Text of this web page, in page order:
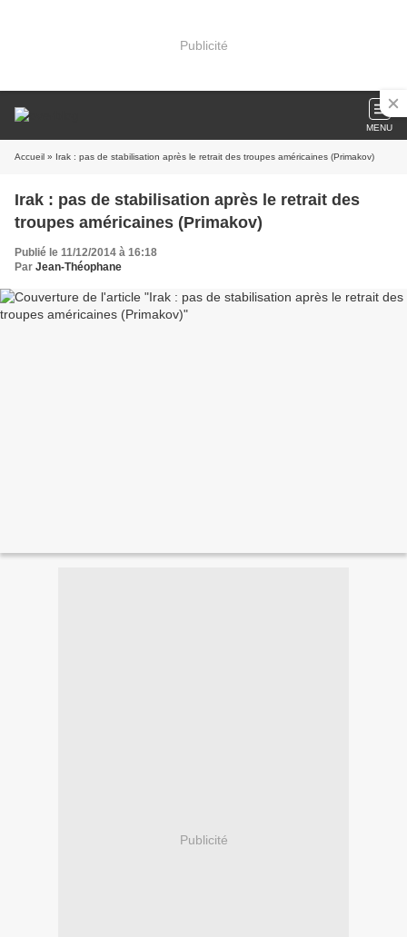
Publicité
MENU
Accueil » Irak : pas de stabilisation après le retrait des troupes américaines (Primakov)
Irak : pas de stabilisation après le retrait des
troupes américaines (Primakov)
Publié le 11/12/2014 à 16:18
Par Jean-Théophane
Publicité